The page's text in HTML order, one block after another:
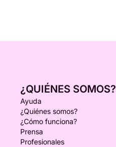
¿QUIÉNES SOMOS?
Ayuda
¿Quiénes somos?
¿Cómo funciona?
Prensa
Profesionales